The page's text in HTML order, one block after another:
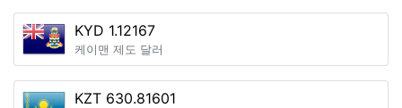
KYD 1.12167
케이맨 제도 달러
KZT 630.81601